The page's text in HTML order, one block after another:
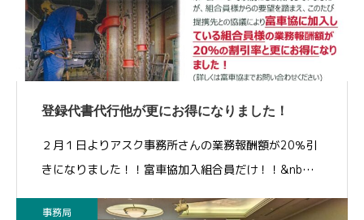
登録代書代行他が更にお得になりました！
２月１日よりアスク事務所さんの業務報酬額が20％引
きになりました！！富車協加入組合員だけ！！&nb…
事務局